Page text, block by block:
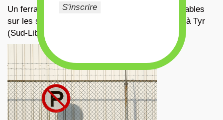
Un ferrailleur, qui récupère les matériaux recyclables
sur les sites de frappes aériennes israéliennes, à Tyr
(Sud-Liban), le 13 mars …